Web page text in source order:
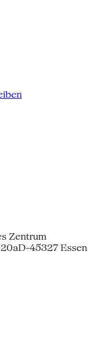
Zentrum
D-45327 Essen